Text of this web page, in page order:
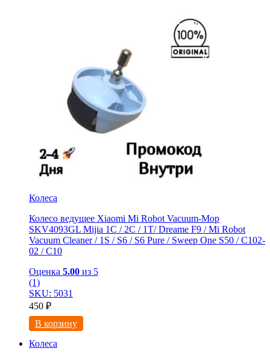
Колеса
Колесо ведущее Xiaomi Mi Robot Vacuum-Mop
SKV4093GL Mijia 1C / 2C / 1T/ Dreame F9 / Mi Robot
Vacuum Cleaner / 1S / S6 / S6 Pure / Sweep One S50 / C102-
02 / С10
Оценка 5.00 из 5
(1)
SKU: 5031
450 ₽
В корзину
Колеса